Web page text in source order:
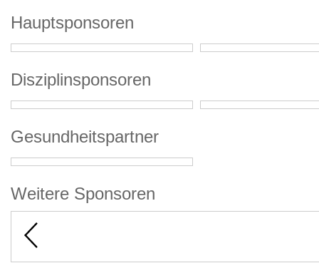
Hauptsponsoren
Disziplinsponsoren
Gesundheitspartner
Weitere Sponsoren